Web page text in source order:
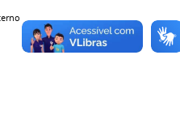
, SRCA
premia